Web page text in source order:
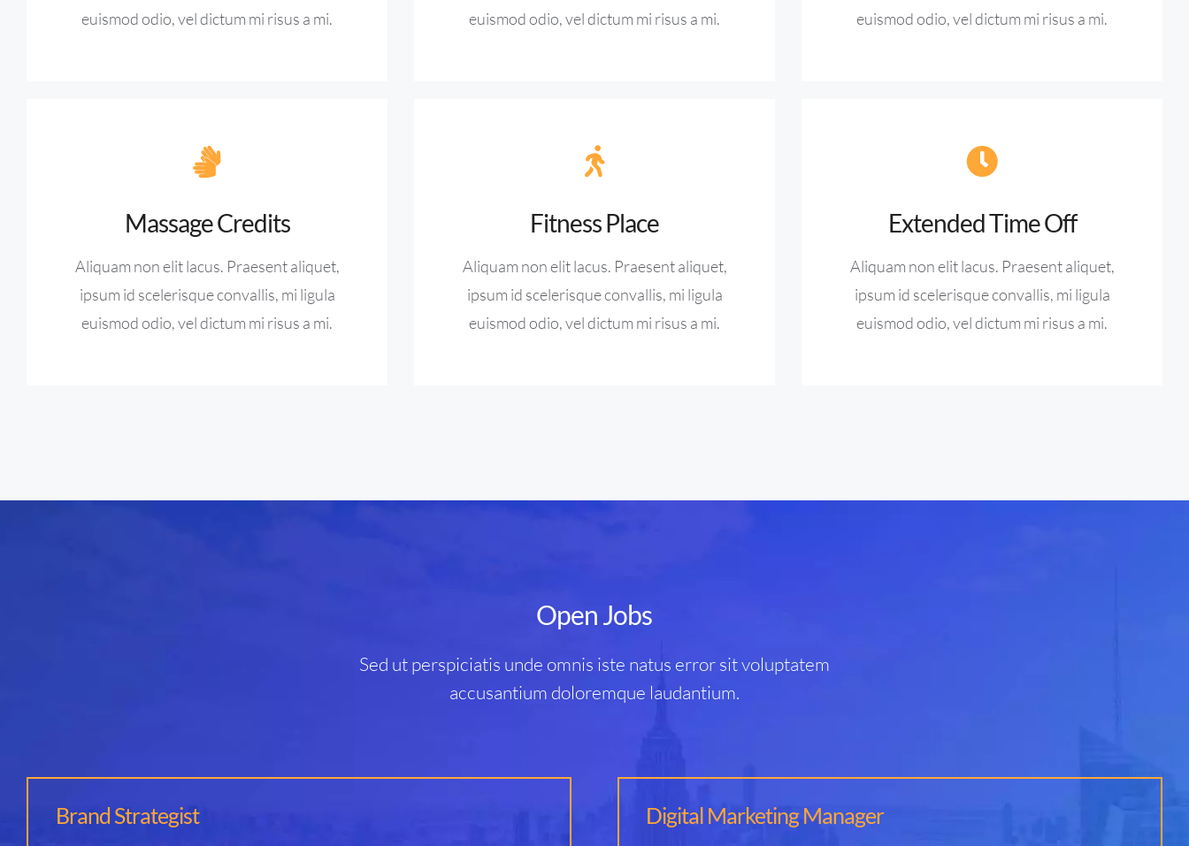
euismod odio, vel dictum mi risus a mi.
euismod odio, vel dictum mi risus a mi.
euismod odio, vel dictum mi risus a mi.
Massage Credits
Aliquam non elit lacus. Praesent aliquet,
ipsum id scelerisque convallis, mi ligula
euismod odio, vel dictum mi risus a mi.
Fitness Place
Aliquam non elit lacus. Praesent aliquet,
ipsum id scelerisque convallis, mi ligula
euismod odio, vel dictum mi risus a mi.
Extended Time Off
Aliquam non elit lacus. Praesent aliquet,
ipsum id scelerisque convallis, mi ligula
euismod odio, vel dictum mi risus a mi.
Open Jobs
Sed ut perspiciatis unde omnis iste natus error sit voluptatem
accusantium doloremque laudantium.
Brand Strategist Digital Marketing Manager